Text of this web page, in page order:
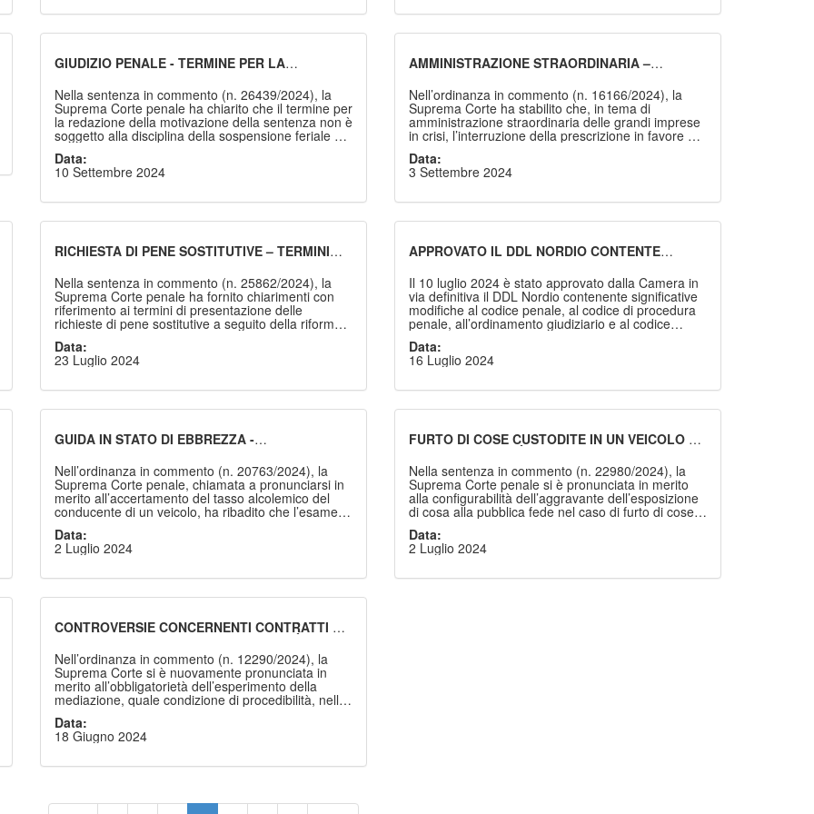
bancarotta fraudolenta, oltre che alla pena
accessoria dell’inabilità ad esercitare un’impresa
direttivi presso un’impresa per la durata di anni
cinque.
agenzia assicurativa
GIUDIZIO PENALE - TERMINE PER LA
SENTENZA - DISCIPLINA DELLA SOSPENSIONE
FERIALE - CHIARIMENTI
Nella sentenza in commento (n. 26439/2024), la
Suprema Corte penale ha chiarito che il termine per
la redazione della motivazione della sentenza non è
soggetto alla disciplina della sospensione feriale dei
termini. Nel caso che ci occupa, la Corte di Appello
aveva dichiarato inammissibile l’impugnazione
proposta dalla imputata per intempestività. Avverso
per cassazione, deducendo la violazione di legge
processuale e profili di illegittimità costituzionale
“tardività” dell’appello era conseguita alla
sospensione feriale, per il deposito della sentenza,
Data:
10 Settembre 2024
AMMINISTRAZIONE STRAORDINARIA –
AMMISSIONE ALLO STATO PASSIVO – NON
EQUIPOLLENZA DELL’ISTANZA DI AMMISSIONE
- CASISTICA
Nell’ordinanza in commento (n. 16166/2024), la
Suprema Corte ha stabilito che, in tema di
amministrazione straordinaria delle grandi imprese
in crisi, l’interruzione della prescrizione in favore dei
creditori, con effetto permanente per tutta la durata
della procedura, si determina solo a seguito
dell’ammissione allo stato passivo della procedura
riconosciuto effetto analogo alla mera
presentazione da parte del creditore dell’istanza di
proposizione della domanda giudiziale.
Data:
3 Settembre 2024
RICHIESTA DI PENE SOSTITUTIVE – TERMINI
Nella sentenza in commento (n. 25862/2024), la
Suprema Corte penale ha fornito chiarimenti con
riferimento ai termini di presentazione delle
richieste di pene sostitutive a seguito della riforma
Cartabia.
Data:
23 Luglio 2024
APPROVATO IL DDL NORDIO CONTENTE
PROCEDURA PENALE, ALL’ORDINAMENTO
GIUDIZIARIO E AL CODICE
DELL’ORDINAMENTO MILITARE.
Il 10 luglio 2024 è stato approvato dalla Camera in
via definitiva il DDL Nordio contenente significative
modifiche al codice penale, al codice di procedura
penale, all’ordinamento giudiziario e al codice
dell’ordinamento militare. Il DDL, composto da nove
articoli, abolisce il reato di abuso d’ufficio; interviene
in materia di intercettazioni e di misure cautelari,
stesse e l’introduzione di un interrogatorio
preventivo.
Data:
16 Luglio 2024
GUIDA IN STATO DI EBBREZZA -
ALCOLTEST E ELEMENTI SINTOMATICI,
VALENZA
Nell’ordinanza in commento (n. 20763/2024), la
Suprema Corte penale, chiamata a pronunciarsi in
merito all’accertamento del tasso alcolemico del
conducente di un veicolo, ha ribadito che l’esame
strumentale (alcoltest) non costituisce prova legale,
ma - per tutte le ipotesi previste dall’art. 186 C.d.S.
- lo stato di ebbrezza può essere desunto da
Data:
2 Luglio 2024
FURTO DI COSE CUSTODITE IN UN VEICOLO –
VIOLENZA SULLE COSE E DELL’ESPOSIZIONE
DELLA COSA ALLA PUBBLICA FEDE
Nella sentenza in commento (n. 22980/2024), la
Suprema Corte penale si è pronunciata in merito
alla configurabilità dell’aggravante dell’esposizione
di cosa alla pubblica fede nel caso di furto di cose
custodite in un’autovettura in sosta.
Data:
2 Luglio 2024
CONTROVERSIE CONCERNENTI CONTRATTI DI
MEDIAZIONE QUALE CONDIZIONE DI
PROCEDIBILITÀ.
Nell’ordinanza in commento (n. 12290/2024), la
Suprema Corte si è nuovamente pronunciata in
merito all’obbligatorietà dell’esperimento della
mediazione, quale condizione di procedibilità, nelle
controversie concernenti i contratti di fideiussione.
Data:
18 Giugno 2024